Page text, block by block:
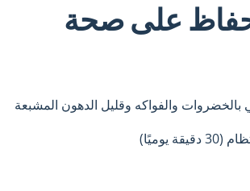
على صحة
بالخضروات والفواكه وقليل الدهون المشبعة
يوميًا)